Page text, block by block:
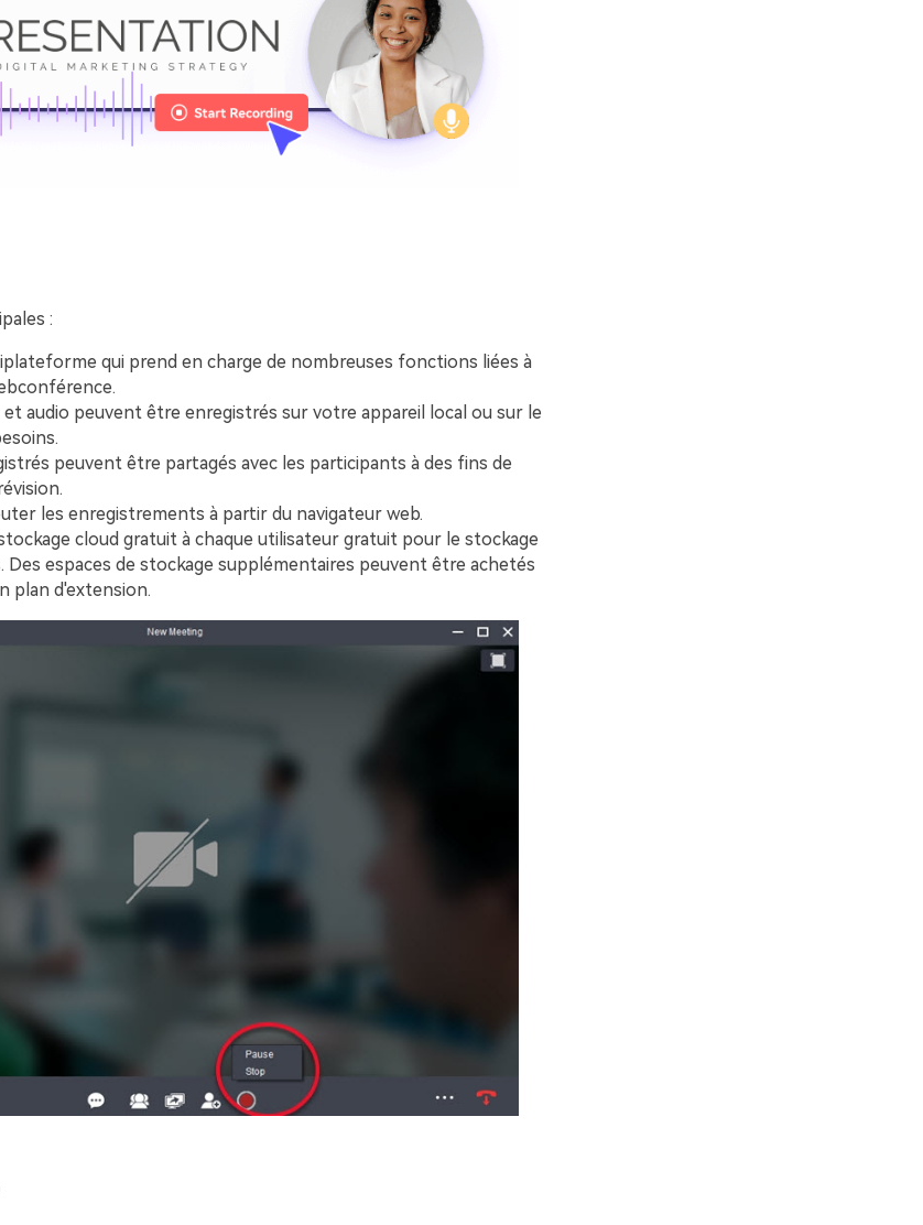
:
qui prend en charge de nombreuses fonctions liées à
et audio peuvent être enregistrés sur votre appareil local ou sur le
peuvent être partagés avec les participants à des fins de
les enregistrements à partir du navigateur web.
cloud gratuit à chaque utilisateur gratuit pour le stockage
Des espaces de stockage supplémentaires peuvent être achetés
plan d'extension.